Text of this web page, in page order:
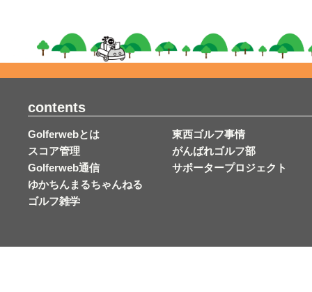
contents
Golferwebとは
スコア管理
Golferweb通信
ゆかちんまるちゃんねる
ゴルフ雑学
東西ゴルフ事情
がんばれゴルフ部
サポータープロジェクト